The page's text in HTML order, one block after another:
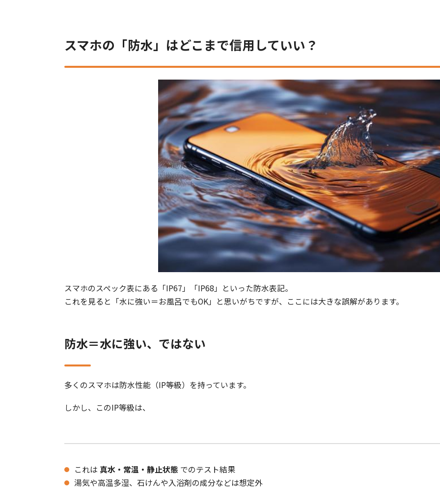
スマホの「防水」はどこまで信用していい？
スマホのスペック表にある「IP67」「IP68」といった防水表記。
これを見ると「水に強い＝お風呂でもOK」と思いがちですが、ここには大きな誤解があります。
防水＝水に強い、ではない
多くのスマホは防水性能（IP等級）を持っています。
しかし、このIP等級は、
これは 真水・常温・静止状態 でのテスト結果
湯気や高温多湿、石けんや入浴剤の成分などは想定外